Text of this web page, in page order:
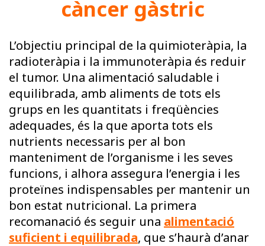
càncer gàstric
L’objectiu principal de la quimioteràpia, la
radioteràpia i la immunoteràpia és reduir
el tumor. Una alimentació saludable i
equilibrada, amb aliments de tots els
grups en les quantitats i freqüències
adequades, és la que aporta tots els
nutrients necessaris per al bon
manteniment de l’organisme i les seves
funcions, i alhora assegura l’energia i les
proteïnes indispensables per mantenir un
bon estat nutricional. La primera
recomanació és seguir una alimentació
suficient i equilibrada, que s’haurà d’anar